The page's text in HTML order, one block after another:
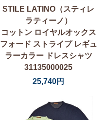
STILE LATINO（スティレ
ラティーノ）
コットン ロイヤルオックス
フォード ストライプ レギュ
ラーカラー ドレスシャツ
31135000025
25,740円